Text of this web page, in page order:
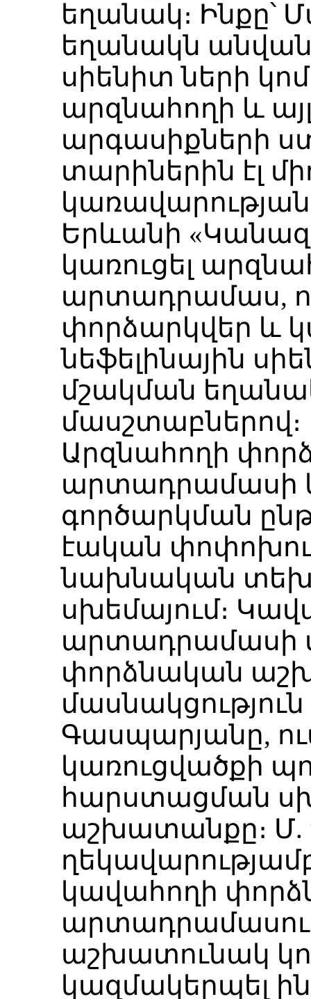
եղանակ։ Ինքը՝
եղանակն
սիենիտ ների
արզնահողի և
արգասիքների
տարիներին էլ
կառավարության
Երևանի
կառուցել
արտադրամաս,
փորձարկվեր և
նեֆելինային
մշակման
մասշտաբներով։
Արզնահողի
արտադրամասի
գործարկման
էական
նախնական
սխեմայում։
արտադրամասի
փորձնական
Գասպարյանը,
կառուցվածքի
հարստացման
աշխատանքը։ Մ.
կավահողի
աշխատունակ
կազմակերպել